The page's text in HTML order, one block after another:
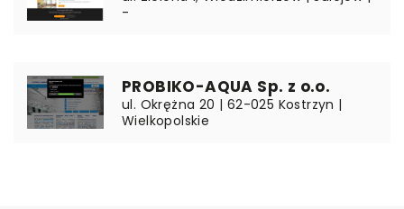
-
PROBIKO-AQUA Sp. z o.o.
ul. Okrężna 20 | 62-025 Kostrzyn |
Wielkopolskie